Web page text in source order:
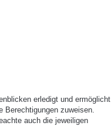
erledigt und ermöglicht
zuweisen.
auch die jeweiligen